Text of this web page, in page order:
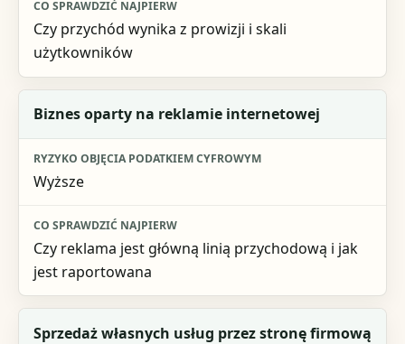
Czy przychód wynika z prowizji i skali
użytkowników
Biznes oparty na reklamie internetowej
Wyższe
Czy reklama jest główną linią przychodową i jak
jest raportowana
Sprzedaż własnych usług przez stronę firmową